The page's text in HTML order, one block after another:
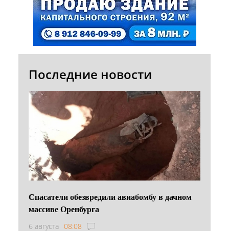
Последние новости
Спасатели обезвредили авиабомбу в дачном
массиве Оренбурга
6 августа 08:08